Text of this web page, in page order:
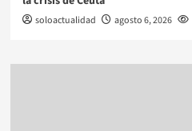
soloactualidad agosto 6, 2026